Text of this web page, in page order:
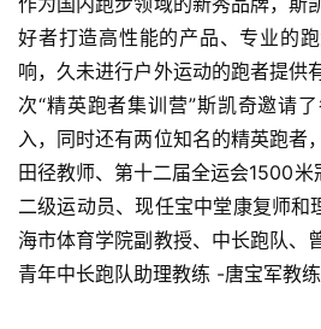
好者打造高性能的产品、专业的
响，久未进行户外运动的跑者提供
次“精英跑者集训营”斯凯奇邀请
入，同时还有两位知名的精英跑者
田径教师、第十二届全运会1500米
二级运动员、现任宝中堂康复师和
海市体育学院副教授、中长跑队、
青年中长跑队助理教练 -唐宝军教